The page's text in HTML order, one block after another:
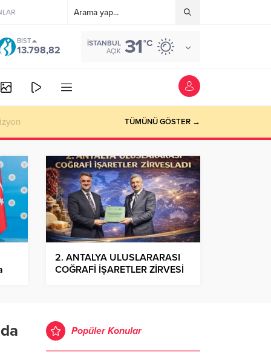
BIST
13.798,82
İSTANBUL
AÇIK 31°C
TÜMÜNÜ GÖSTER →
2. ANTALYA ULUSLARARASI
COĞRAFİ İŞARETLER ZİRVESİ
Popüler Konular